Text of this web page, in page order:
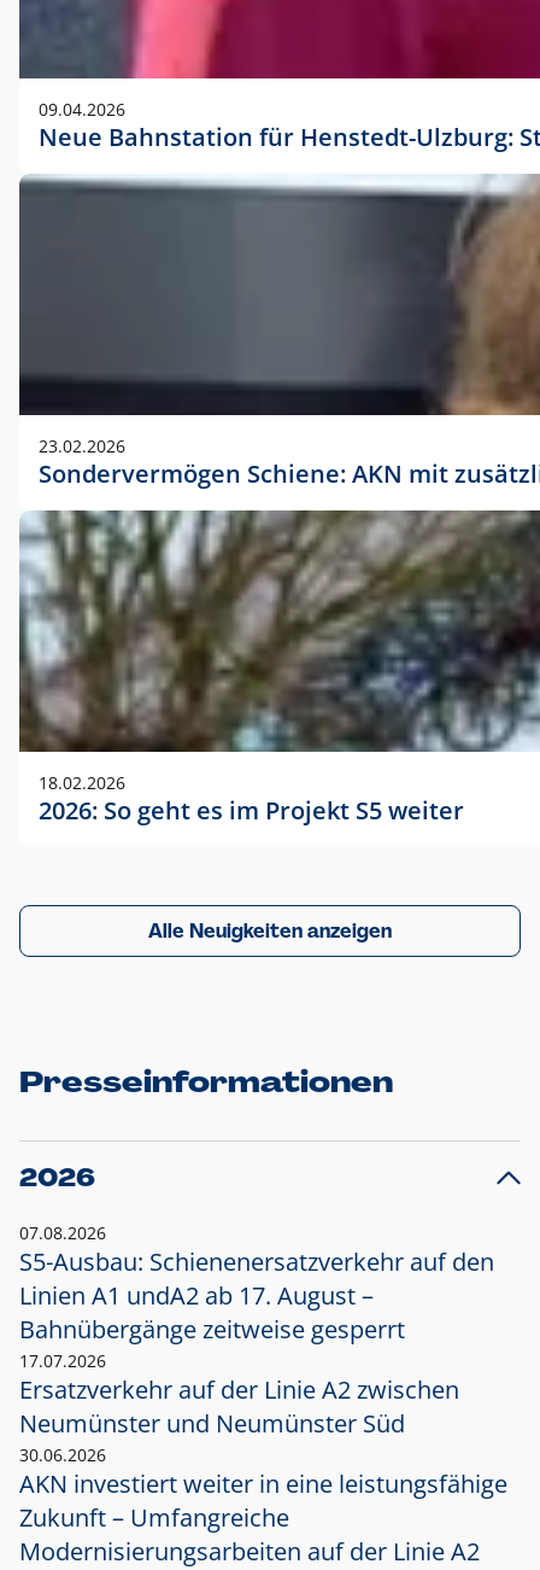
09.04.2026
Neue Bahnstation für Henstedt-Ulzburg:
23.02.2026
Sondervermögen Schiene: AKN mit
18.02.2026
2026: So geht es im Projekt S5 weiter
Alle Neuigkeiten anzeigen
Presseinformationen
2026
07.08.2026
S5-Ausbau: Schienenersatzverkehr auf den
Linien A1 undA2 ab 17. August –
Bahnübergänge zeitweise gesperrt
17.07.2026
Ersatzverkehr auf der Linie A2 zwischen
Neumünster und Neumünster Süd
30.06.2026
AKN investiert weiter in eine leistungsfähige
Zukunft – Umfangreiche
Modernisierungsarbeiten auf der Linie A2